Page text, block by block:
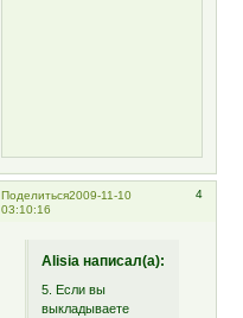
Поделиться 4
2009-11-10
03:10:16
Alisia написал(а):
5. Если вы
выкладываете